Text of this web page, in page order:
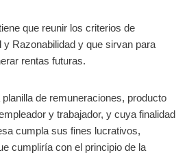
que reunir los criterios de
y Razonabilidad y que sirvan para
rentas futuras.
de remuneraciones, producto
y trabajador, y cuya finalidad
cumpla sus fines lucrativos,
cumpliría con el principio de la